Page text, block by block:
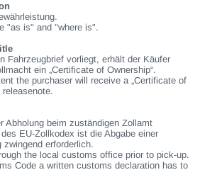
"as is" and "where is".
Fahrzeugbrief vorliegt, erhält der Käufer
ein „Certificate of Ownership“.
the purchaser will receive a „Certificate of
Abholung beim zuständigen Zollamt
EU-Zollkodex ist die Abgabe einer
erforderlich.
the local customs office prior to pick-up.
Code a written customs declaration has to